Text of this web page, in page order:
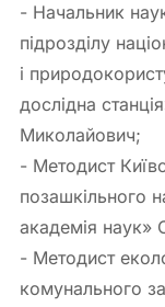
- Начальник
підрозділу
і
дослідна
Миколайович;
- Методист
позашкільного
академія наук»
- Методист
комунального